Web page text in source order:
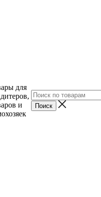
для
и